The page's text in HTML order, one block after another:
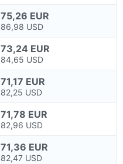
75,26 EUR
86,98 USD
73,24 EUR
84,65 USD
71,17 EUR
82,25 USD
71,78 EUR
82,96 USD
71,36 EUR
82,47 USD